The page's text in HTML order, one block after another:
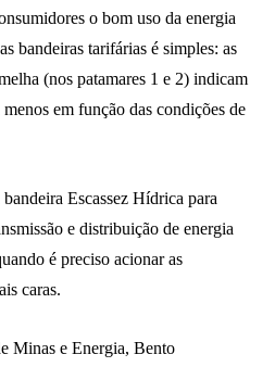
o bom uso da energia
bandeiras tarifárias é simples: as
(nos patamares 1 e 2) indicam
em função das condições de
Escassez Hídrica para
e distribuição de energia
é preciso acionar as
caras.
Minas e Energia, Bento